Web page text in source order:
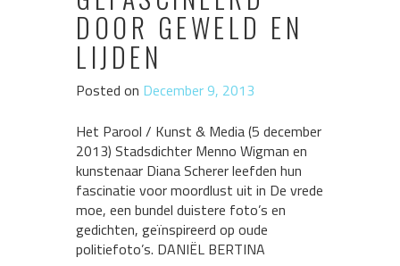
DOOR GEWELD EN
LIJDEN
Posted on December 9, 2013
Het Parool / Kunst & Media (5 december
2013) Stadsdichter Menno Wigman en
kunstenaar Diana Scherer leefden hun
fascinatie voor moordlust uit in De vrede
moe, een bundel duistere foto’s en
gedichten, geïnspireerd op oude
politiefoto’s. DANIËL BERTINA